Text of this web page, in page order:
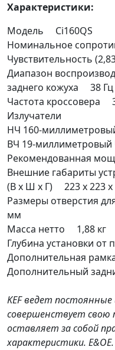
Характеристики:
Модель Ci160QS
Номинальное
Чувствительность
Диапазон
заднего кожуха 38 Гц
Частота кроссовера
Излучатели
НЧ 160-
ВЧ 19-миллиметровый
Рекомендованная
Внешние габариты
(В х Ш х Г) 223 x 223
Размеры отверстия
мм
Масса нетто 1,88 кг
Глубина установки
Дополнительная
Дополнительный
KEF ведет постоянные
совершенствует свою
оставляет за собой
характеристики. E&OE.